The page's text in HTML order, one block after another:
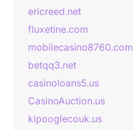
ericreed.net
fluxetine.com
mobilecasino8760.com
betqq3.net
casinoloans5.us
CasinoAuction.us
kipooglecouk.us